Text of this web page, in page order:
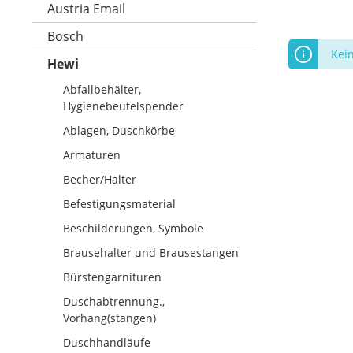
Austria Email
Bosch
Hewi
Abfallbehälter,
Hygienebeutelspender
Ablagen, Duschkörbe
Armaturen
Becher/Halter
Befestigungsmaterial
Beschilderungen, Symbole
Brausehalter und Brausestangen
Bürstengarnituren
Duschabtrennung.,
Vorhang(stangen)
Duschhandläufe